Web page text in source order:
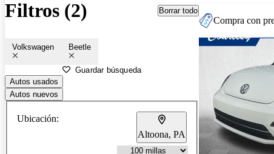
Filtros (2) Borrar todo
Volkswagen Beetle
Guardar búsqueda
Autos usados
Autos nuevos
Ubicación:
Altoona, PA
Compra con